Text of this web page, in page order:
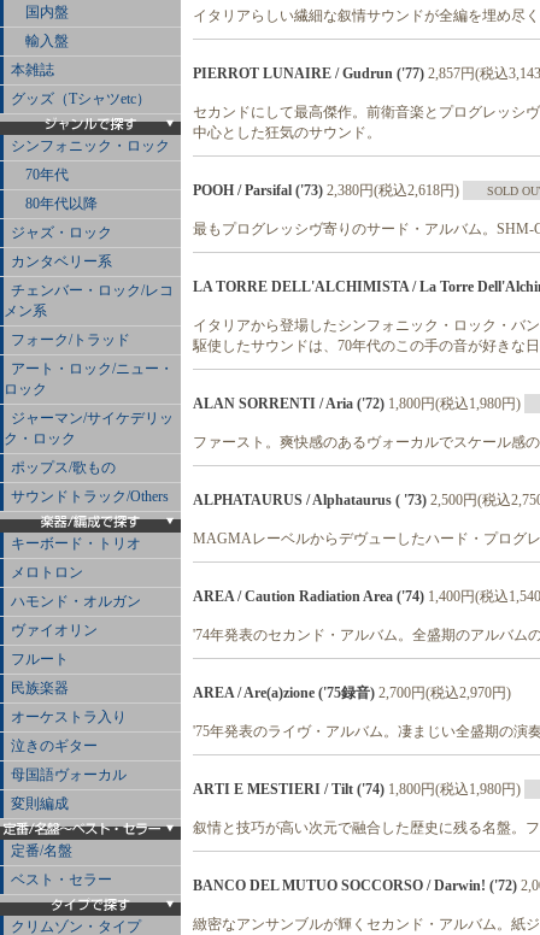
国内盤
輸入盤
本雑誌
グッズ（Tシャツetc）
シンフォニック・ロック
70年代
80年代以降
ジャズ・ロック
カンタベリー系
チェンバー・ロック/レコ
メン系
フォーク/トラッド
アート・ロック/ニュー・
ロック
ジャーマン/サイケデリッ
ク・ロック
ポップス/歌もの
サウンドトラック/Others
キーボード・トリオ
メロトロン
ハモンド・オルガン
ヴァイオリン
フルート
民族楽器
オーケストラ入り
泣きのギター
母国語ヴォーカル
変則編成
定番/名盤
ベスト・セラー
クリムゾン・タイプ
イタリアらしい繊細な叙情サウンドが全編を埋め尽
PIERROT LUNAIRE / Gudrun ('77) 2,857円(税込
セカンドにして最高傑作。前衛音楽とプログレッシ
中心とした狂気のサウンド。
POOH / Parsifal ('73) 2,380円(税込2,618円) SOLD
最もプログレッシヴ寄りのサード・アルバム。SHM-
LA TORRE DELL'ALCHIMISTA / La Torre
イタリアから登場したシンフォニック・ロック・バ
駆使したサウンドは、70年代のこの手の音が好きな
ALAN SORRENTI / Aria ('72) 1,800円(税込1,980円)
ファースト。爽快感のあるヴォーカルでスケール感
ALPHATAURUS / Alphataurus ( '73) 2,500円(税込
MAGMAレーベルからデヴューしたハード・プログ
AREA / Caution Radiation Area ('74) 1,400円(税込
'74年発表のセカンド・アルバム。全盛期のアルバム
AREA / Are(a)zione ('75録音) 2,700円(税込2,970円)
'75年発表のライヴ・アルバム。凄まじい全盛期の演
ARTI E MESTIERI / Tilt ('74) 1,800円(税込1,980円)
叙情と技巧が高い次元で融合した歴史に残る名盤。
BANCO DEL MUTUO SOCCORSO / Darwin! ('72)
緻密なアンサンブルが輝くセカンド・アルバム。紙